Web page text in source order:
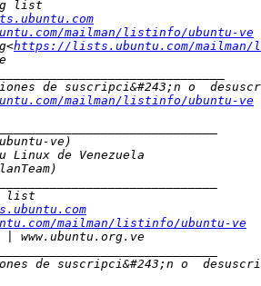
mailman/listinfo/ubuntu-ve
https://lists.ubuntu.com/mailman/
mailman/listinfo/ubuntu-ve
mailman/listinfo/ubuntu-ve
de suscripci&#243;n o